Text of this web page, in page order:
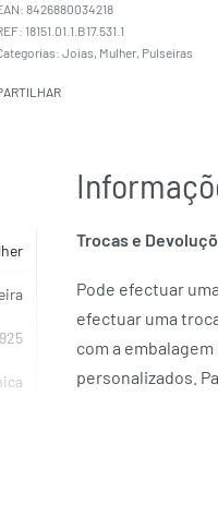
8426880034218
18151.01.1.B17.531.1
Joias, Mulher, Pulseiras
Trocas e
Pode efectuar
efectuar uma
com a
personalizados.